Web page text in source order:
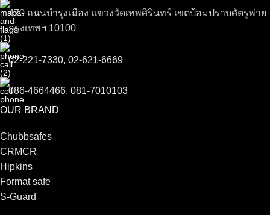
470 ถนนบำรุงเมือง แขวงวัดเทพศิรินทร์ เขตป้อมปราบศัตรูพ่าย
กรุงเทพฯ 10100
02-221-7330, 02-621-6669
086-4664466, 081-7010103
OUR BRAND
Chubbsafes
CRMCR
Hipkins
Format safe
S-Guard